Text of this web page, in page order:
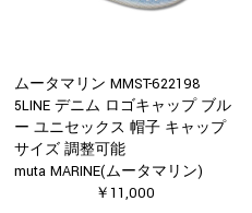
ムータマリン MMST-622198
5LINE デニム ロゴキャップ ブル
ー ユニセックス 帽子 キャップ
サイズ 調整可能
muta MARINE(ムータマリン)
￥11,000